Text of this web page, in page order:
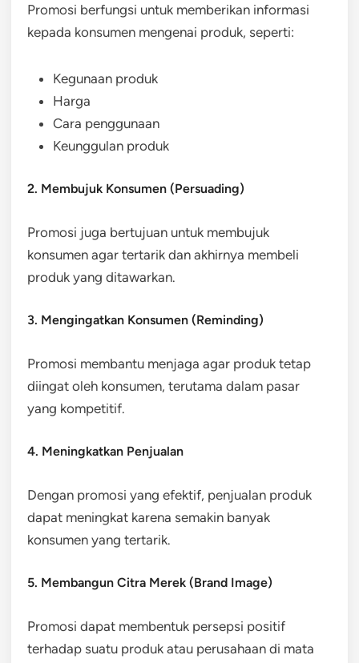
Promosi berfungsi untuk memberikan informasi
kepada konsumen mengenai produk, seperti:
Kegunaan produk
Harga
Cara penggunaan
Keunggulan produk
2. Membujuk Konsumen (Persuading)
Promosi juga bertujuan untuk membujuk
konsumen agar tertarik dan akhirnya membeli
produk yang ditawarkan.
3. Mengingatkan Konsumen (Reminding)
Promosi membantu menjaga agar produk tetap
diingat oleh konsumen, terutama dalam pasar
yang kompetitif.
4. Meningkatkan Penjualan
Dengan promosi yang efektif, penjualan produk
dapat meningkat karena semakin banyak
konsumen yang tertarik.
5. Membangun Citra Merek (Brand Image)
Promosi dapat membentuk persepsi positif
terhadap suatu produk atau perusahaan di mata